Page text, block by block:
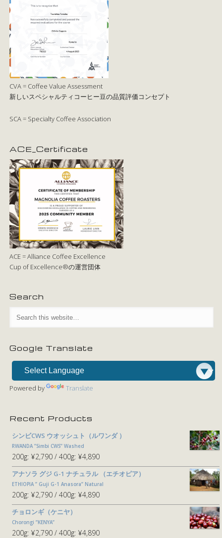
CVA = Coffee Value Assessment
新しいスペシャルティコーヒー豆の品質評価コンセプト
SCA = Specialty Coffee Association
ACE_Certificate
ACE = Alliance Coffee Excellence
Cup of Excellence®の運営団体
Search
Google Translate
Powered by Translate
Recent Products
シンビCWS ウオッシュト（ルワンダ ）
RWANDA ”Simbi CWS” Washed
200g: ¥2,790 400g: ¥4,890
アナソラ グジ G-1 ナチュラル （エチオピア）
ETHIOPIA ” Guji G-1 Anasora” Natural
200g: ¥2,790 400g: ¥4,890
チョロンギ（ケニヤ）
Chorongi ”KENYA”
200g: ¥2,790 400g: ¥4,890